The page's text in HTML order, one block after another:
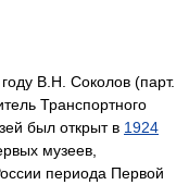
В.Н. Соколов (парт.
Транспортного
был открыт в 1924
музеев,
периода Первой